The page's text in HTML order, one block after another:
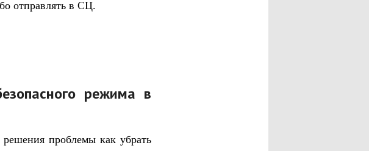
отправлять в СЦ.
режима в
решения проблемы как убрать